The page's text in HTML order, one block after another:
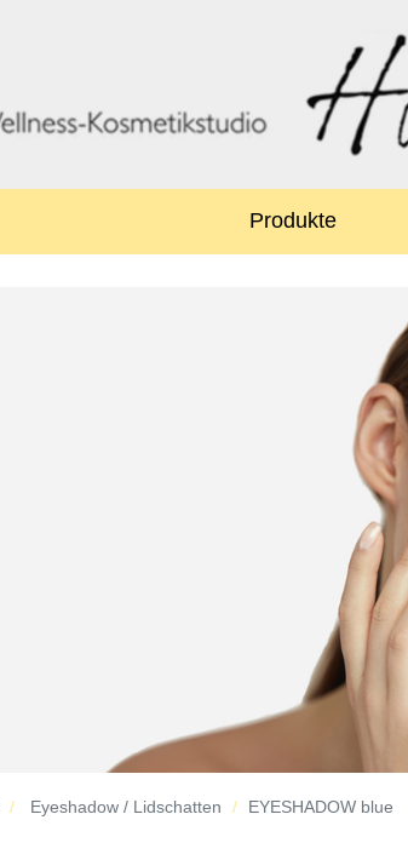
Produkte
Eyeshadow / Lidschatten EYESHADOW blue